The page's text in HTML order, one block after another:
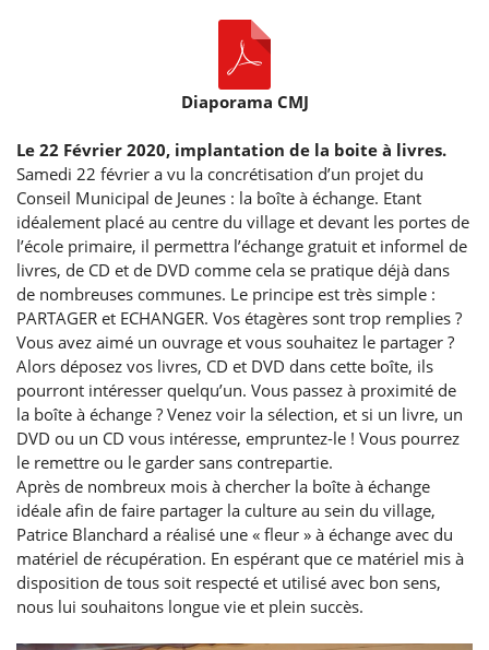
Diaporama CMJ
Le 22 Février 2020, implantation de la boite à livres.
Samedi 22 février a vu la concrétisation d’un projet du
Conseil Municipal de Jeunes : la boîte à échange. Etant
idéalement placé au centre du village et devant les portes de
l’école primaire, il permettra l’échange gratuit et informel de
livres, de CD et de DVD comme cela se pratique déjà dans
de nombreuses communes. Le principe est très simple :
PARTAGER et ECHANGER. Vos étagères sont trop remplies ?
Vous avez aimé un ouvrage et vous souhaitez le partager ?
Alors déposez vos livres, CD et DVD dans cette boîte, ils
pourront intéresser quelqu’un. Vous passez à proximité de
la boîte à échange ? Venez voir la sélection, et si un livre, un
DVD ou un CD vous intéresse, empruntez-le ! Vous pourrez
le remettre ou le garder sans contrepartie.
Après de nombreux mois à chercher la boîte à échange
idéale afin de faire partager la culture au sein du village,
Patrice Blanchard a réalisé une « fleur » à échange avec du
matériel de récupération. En espérant que ce matériel mis à
disposition de tous soit respecté et utilisé avec bon sens,
nous lui souhaitons longue vie et plein succès.